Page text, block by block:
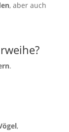
, aber auch
.
,